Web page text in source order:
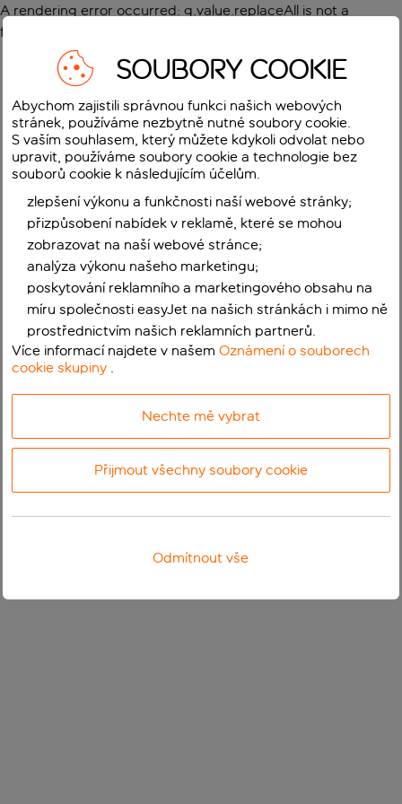
A rendering error occurred: g.value.replaceAll is not a
function
SOUBORY COOKIE
Abychom zajistili správnou funkci našich webových
stránek, používáme nezbytně nutné soubory cookie.
S vaším souhlasem, který můžete kdykoli odvolat nebo
upravit, používáme soubory cookie a technologie bez
souborů cookie k následujícím účelům.
zlepšení výkonu a funkčnosti naší webové stránky;
přizpůsobení nabídek v reklamě, které se mohou
zobrazovat na naší webové stránce;
analýza výkonu našeho marketingu;
poskytování reklamního a marketingového obsahu na
míru společnosti easyJet na našich stránkách i mimo ně
prostřednictvím našich reklamních partnerů.
Více informací najdete v našemOznámení o souborech
cookie skupiny .
Nechte mě vybrat
Přijmout všechny soubory cookie
Odmítnout vše